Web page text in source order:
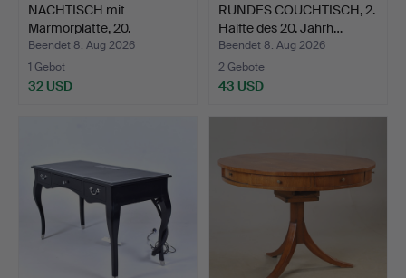
NACHTISCH mit
Marmorplatte, 20.
Jahrhunder…
Beendet 8. Aug 2026
1 Gebot
32 USD
RUNDES COUCHTISCH, 2.
Hälfte des 20. Jahrh…
Beendet 8. Aug 2026
2 Gebote
43 USD